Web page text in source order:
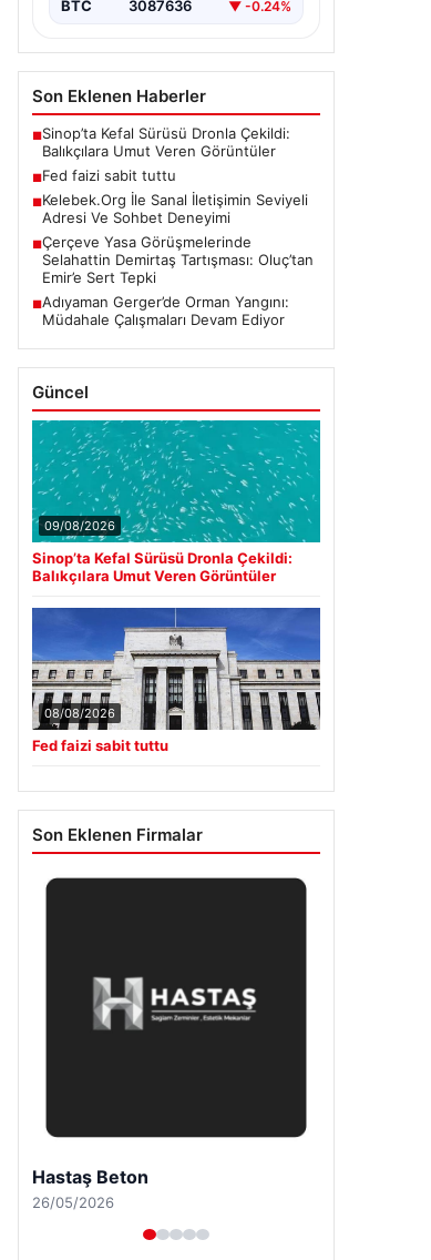
BTC 3087636 ▼ -0.24%
Son Eklenen Haberler
■Sinop’ta Kefal Sürüsü Dronla Çekildi:
Balıkçılara Umut Veren Görüntüler
■Fed faizi sabit tuttu
■Kelebek.Org İle Sanal İletişimin Seviyeli
Adresi Ve Sohbet Deneyimi
■Çerçeve Yasa Görüşmelerinde
Selahattin Demirtaş Tartışması: Oluç’tan
Emir’e Sert Tepki
■Adıyaman Gerger’de Orman Yangını:
Müdahale Çalışmaları Devam Ediyor
Güncel
09/08/2026
Sinop’ta Kefal Sürüsü Dronla Çekildi:
Balıkçılara Umut Veren Görüntüler
08/08/2026
Fed faizi sabit tuttu
Son Eklenen Firmalar
Enes Kaplan Avukatlık Bürosu
28/04/2026